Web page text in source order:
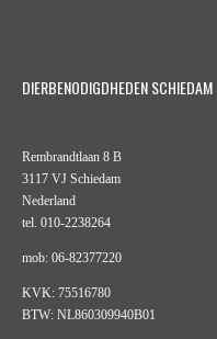
DIERBENODIGDHEDEN SCHIEDAM
Rembrandtlaan 8 B
3117 VJ Schiedam
Nederland
tel. 010-2238264
mob: 06-82377220
KVK: 75516780
BTW: NL860309940B01